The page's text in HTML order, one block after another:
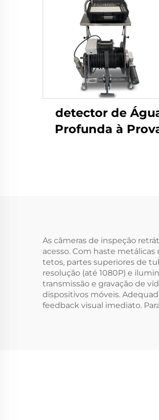
detector de
Profunda à
As câmeras de inspeção
acesso. Com haste
tetos, partes superiores de
resolução (até 1080P) e
transmissão e gravação de
dispositivos móveis.
feedback visual imediato.